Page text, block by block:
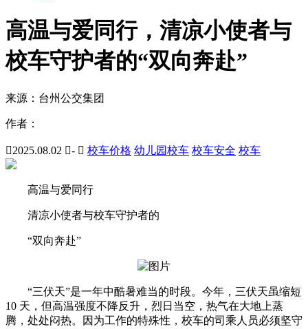
高温与爱同行，清凉小使者与
校车守护者的“双向奔赴”
来源： 台州公交集团
作者：
2025.08.02 -  校车价格 幼儿园校车 校车安全 校车
高温与爱同行
清凉小使者与校车守护者的
“双向奔赴”
“三伏天”是一年中酷暑难当的时段。今年，三伏天虽缩短
10 天，但高温强度不降反升，烈日当空，热气在大地上蒸
腾，处处闷热。因为工作的特殊性，校车的司乘人员必须坚守